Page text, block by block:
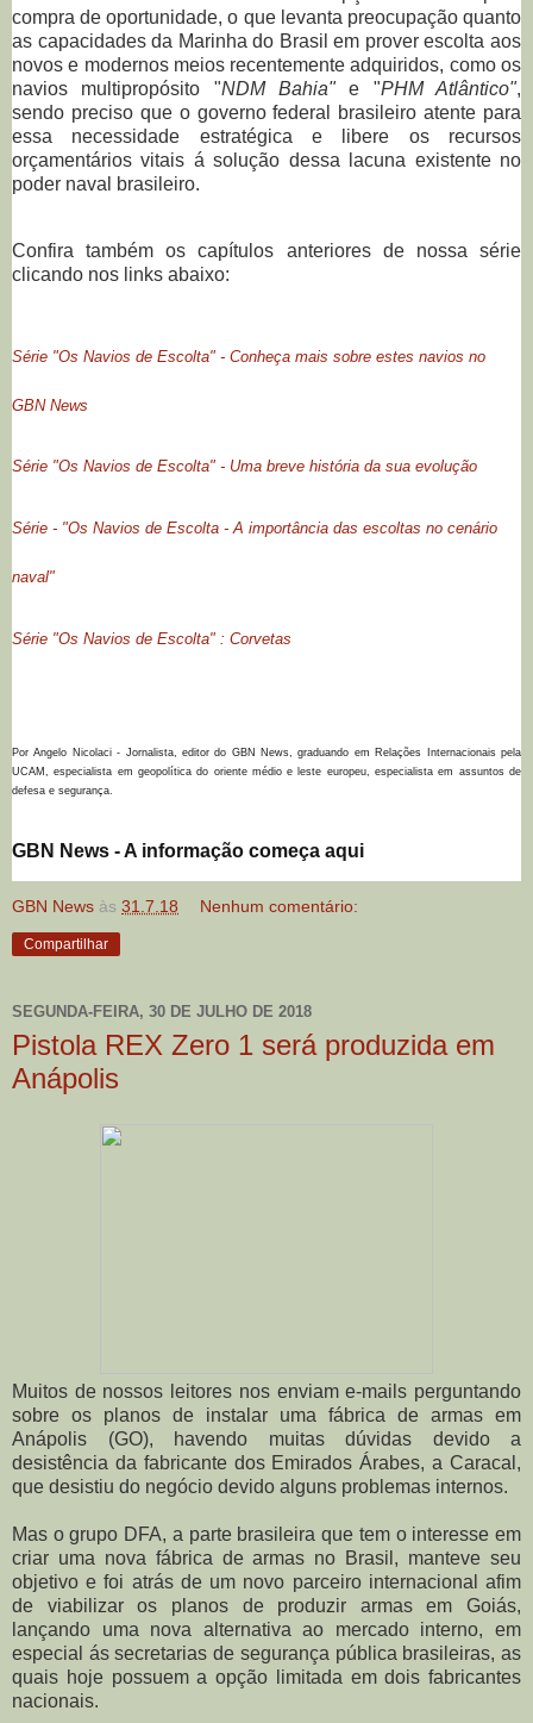
compra de oportunidade, o que levanta preocupação quanto
as capacidades da Marinha do Brasil em prover escolta aos
novos e modernos meios recentemente adquiridos, como os
navios multipropósito "NDM Bahia"e "PHM Atlântico",
sendo preciso que o governo federal brasileiro atente para
essa necessidade estratégica e libere os recursos
orçamentários vitais á solução dessa lacuna existente no
poder naval brasileiro.
Confira também os capítulos anteriores de nossa série
clicando nos links abaixo:
Série "Os Navios de Escolta" - Conheça mais sobre estes navios no
GBN News
Série "Os Navios de Escolta" - Uma breve história da sua evolução
Série - "Os Navios de Escolta - A importância das escoltas no cenário
naval"
Série "Os Navios de Escolta" : Corvetas
Por Angelo Nicolaci - Jornalista, editor do GBN News, graduando em Relações Internacionais pela
UCAM, especialista em geopolítica do oriente médio e leste europeu, especialista em assuntos de
defesa e segurança.
GBN News - A informação começa aqui
GBN News às 31.7.18 Nenhum comentário:
Compartilhar
SEGUNDA-FEIRA, 30 DE JULHO DE 2018
Pistola REX Zero 1 será produzida em
Anápolis
Muitos de nossos leitores nos enviam e-mails perguntando
sobre os planos de instalar uma fábrica de armas em
Anápolis (GO), havendo muitas dúvidas devido a
desistência da fabricante dos Emirados Árabes, a Caracal,
que desistiu do negócio devido alguns problemas internos.
Mas o grupo DFA, a parte brasileira que tem o interesse em
criar uma nova fábrica de armas no Brasil, manteve seu
objetivo e foi atrás de um novo parceiro internacional afim
de viabilizar os planos de produzir armas em Goiás,
lançando uma nova alternativa ao mercado interno, em
especial ás secretarias de segurança pública brasileiras, as
quais hoje possuem a opção limitada em dois fabricantes
nacionais.